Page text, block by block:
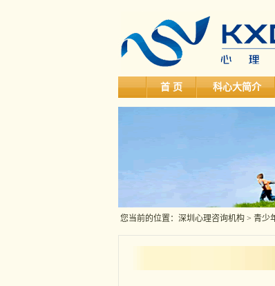
首 页 科心大简介
您当前的位置： 深圳心理咨询机构> 青少